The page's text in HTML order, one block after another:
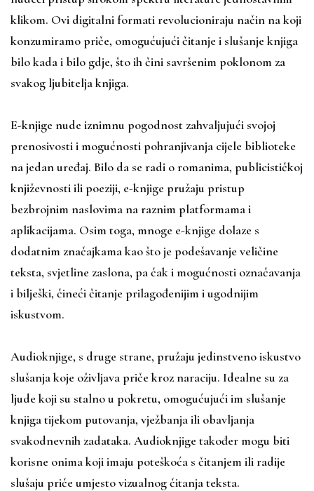
klikom. Ovi digitalni formati revolucioniraju način na koji
konzumiramo priče, omogućujući čitanje i slušanje knjiga
bilo kada i bilo gdje, što ih čini savršenim poklonom za
svakog ljubitelja knjiga.
E-knjige nude iznimnu pogodnost zahvaljujući svojoj
prenosivosti i mogućnosti pohranjivanja cijele biblioteke
na jedan uređaj. Bilo da se radi o romanima, publicističkoj
književnosti ili poeziji, e-knjige pružaju pristup
bezbrojnim naslovima na raznim platformama i
aplikacijama. Osim toga, mnoge e-knjige dolaze s
dodatnim značajkama kao što je podešavanje veličine
teksta, svjetline zaslona, ​​pa čak i mogućnosti označavanja
i bilješki, čineći čitanje prilagođenijim i ugodnijim
iskustvom.
Audioknjige, s druge strane, pružaju jedinstveno iskustvo
slušanja koje oživljava priče kroz naraciju. Idealne su za
ljude koji su stalno u pokretu, omogućujući im slušanje
knjiga tijekom putovanja, vježbanja ili obavljanja
svakodnevnih zadataka. Audioknjige također mogu biti
korisne onima koji imaju poteškoća s čitanjem ili radije
slušaju priče umjesto vizualnog čitanja teksta.